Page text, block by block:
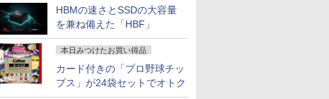
HBMの速さとSSDの大容量
を兼ね備えた「HBF」
本日みつけたお買い得品
カード付きの「プロ野球チッ
プス」が24袋セットでオトク